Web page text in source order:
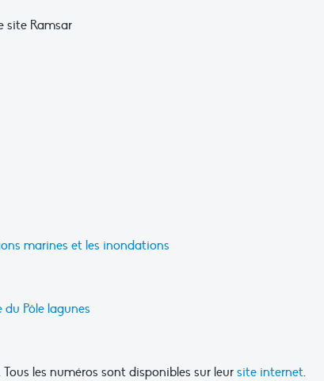
site Ramsar
marines et les inondations
Pôle lagunes
les numéros sont disponibles sur leursite internet.